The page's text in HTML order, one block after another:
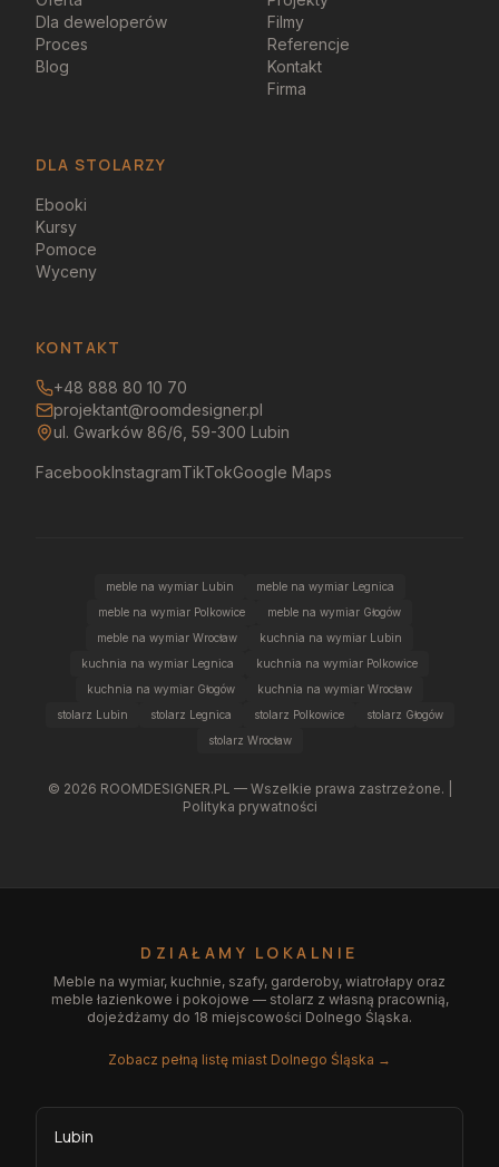
Dla deweloperów
Proces
Blog
Filmy
Referencje
Kontakt
Firma
DLA STOLARZY
Ebooki
Kursy
Pomoce
Wyceny
KONTAKT
+48 888 80 10 70
projektant@roomdesigner.pl
ul. Gwarków 86/6, 59-300 Lubin
FacebookInstagramTikTokGoogle Maps
meble na wymiar Lubin
meble na wymiar Legnica
meble na wymiar Polkowice
meble na wymiar Głogów
meble na wymiar Wrocław
kuchnia na wymiar Lubin
kuchnia na wymiar Legnica
kuchnia na wymiar Polkowice
kuchnia na wymiar Głogów
kuchnia na wymiar Wrocław
stolarz Lubin
stolarz Legnica stolarz Polkowice
stolarz Głogów
stolarz Wrocław
© 2026 ROOMDESIGNER.PL — Wszelkie prawa zastrzeżone. |
Polityka prywatności
DZIAŁAMY LOKALNIE
Meble na wymiar, kuchnie, szafy, garderoby, wiatrołapy oraz
meble łazienkowe i pokojowe — stolarz z własną pracownią,
dojeżdżamy do 18 miejscowości Dolnego Śląska.
Zobacz pełną listę miast Dolnego Śląska →
Lubin